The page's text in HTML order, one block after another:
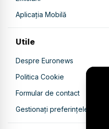
Aplicația Mobilă
Utile
Despre Euronews
Politica Cookie
Formular de contact
Gestionați preferințele